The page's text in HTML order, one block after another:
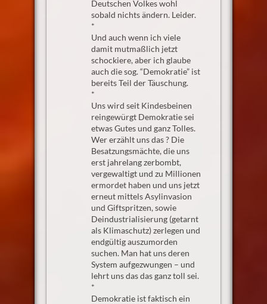
Deutschen Volkes wohl
sobald nichts ändern. Leider.
*
Und auch wenn ich viele
damit mutmaßlich jetzt
schockiere, aber ich glaube
auch die sog. “Demokratie” ist
bereits Teil der Täuschung.
*
Uns wird seit Kindesbeinen
reingewürgt Demokratie sei
etwas Gutes und ganz Tolles.
Wer erzählt uns das ? Die
Besatzungsmächte, die uns
erst jahrelang zerbombt,
vergewaltigt und zu Millionen
ermordet haben und uns jetzt
erneut mittels Asylinvasion
und Giftspritzen, sowie
Deindustrialisierung (getarnt
als Klimaschutz) zerlegen und
endgültig auszumorden
suchen. Man hat uns deren
System aufgezwungen – und
lehrt uns das das ganz toll sei.
*
Demokratie ist faktisch ein